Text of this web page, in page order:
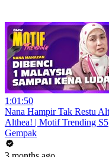
1:01:50
Nana Hampir Tak Restu
Althea! | Motif Trending S5
Gempak